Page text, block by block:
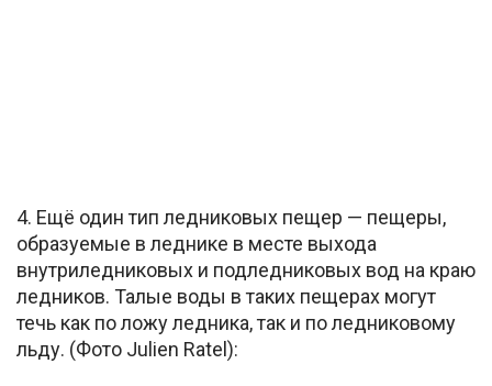
4. Ещё один тип ледниковых пещер — пещеры,
образуемые в леднике в месте выхода
внутриледниковых и подледниковых вод на краю
ледников. Талые воды в таких пещерах могут
течь как по ложу ледника, так и по ледниковому
льду. (Фото Julien Ratel):